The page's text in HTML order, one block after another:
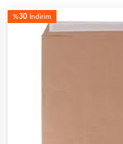
%30 İndirim